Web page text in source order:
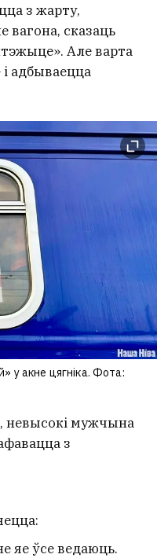
з жарту,
вагона, сказаць
Але варта
адбываецца
у акне цягніка. Фота:
невысокі мужчына
з
яе ўсе ведаюць.